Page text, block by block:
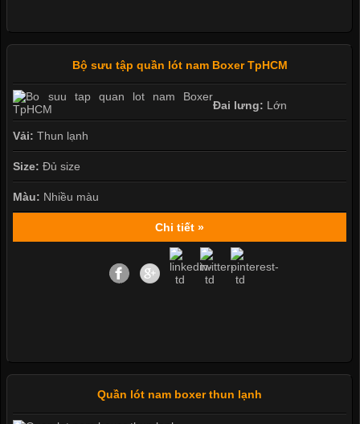
Bộ sưu tập quần lót nam Boxer TpHCM
Đai lưng: Lớn
Vải: Thun lạnh
Size: Đủ size
Màu: Nhiều màu
Chi tiết »
Quần lót nam boxer thun lạnh